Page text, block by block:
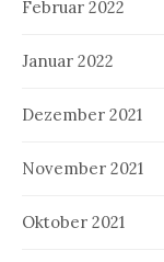
Februar 2022
Januar 2022
Dezember 2021
November 2021
Oktober 2021